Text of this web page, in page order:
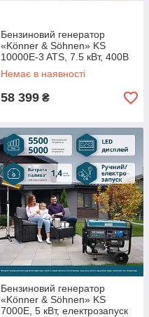
Бензиновий генератор
«Könner & Söhnen» KS
10000E-3 ATS, 7.5 кВт, 400В
Немає в наявності
58 399 ₴
Бензиновий генератор
«Könner & Söhnen» KS
7000E, 5 кВт, електрозапуск